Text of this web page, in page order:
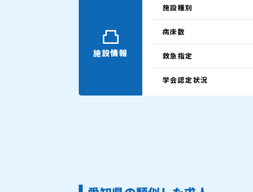
施設情報
施設種別
病床数
救急指定
学会認定状況